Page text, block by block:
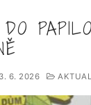
3. 6. 2026